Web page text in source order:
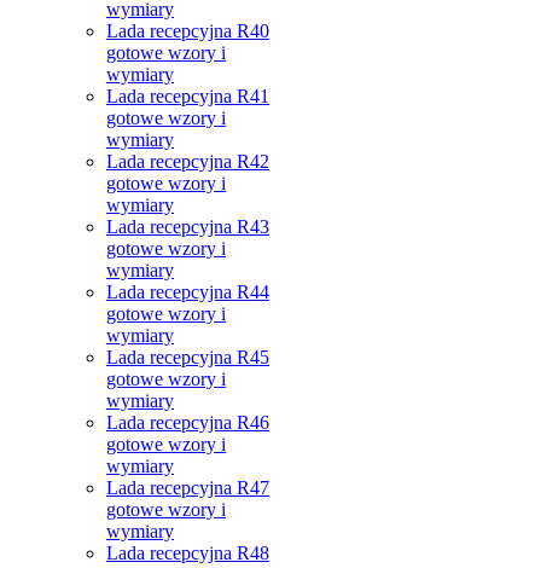
wymiary
Lada recepcyjna R40
gotowe wzory i
wymiary
Lada recepcyjna R41
gotowe wzory i
wymiary
Lada recepcyjna R42
gotowe wzory i
wymiary
Lada recepcyjna R43
gotowe wzory i
wymiary
Lada recepcyjna R44
gotowe wzory i
wymiary
Lada recepcyjna R45
gotowe wzory i
wymiary
Lada recepcyjna R46
gotowe wzory i
wymiary
Lada recepcyjna R47
gotowe wzory i
wymiary
Lada recepcyjna R48